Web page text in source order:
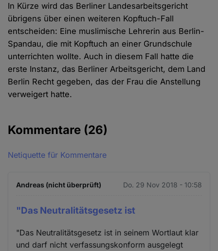
In Kürze wird das Berliner Landesarbeitsgericht
übrigens über einen weiteren Kopftuch-Fall
entscheiden: Eine muslimische Lehrerin aus Berlin-
Spandau, die mit Kopftuch an einer Grundschule
unterrichten wollte. Auch in diesem Fall hatte die
erste Instanz, das Berliner Arbeitsgericht, dem Land
Berlin Recht gegeben, das der Frau die Anstellung
verweigert hatte.
Kommentare (26)
Netiquette für Kommentare
Andreas (nicht überprüft) Do. 29 Nov 2018 - 10:58
"Das Neutralitätsgesetz ist
"Das Neutralitätsgesetz ist in seinem Wortlaut klar
und darf nicht verfassungskonform ausgelegt